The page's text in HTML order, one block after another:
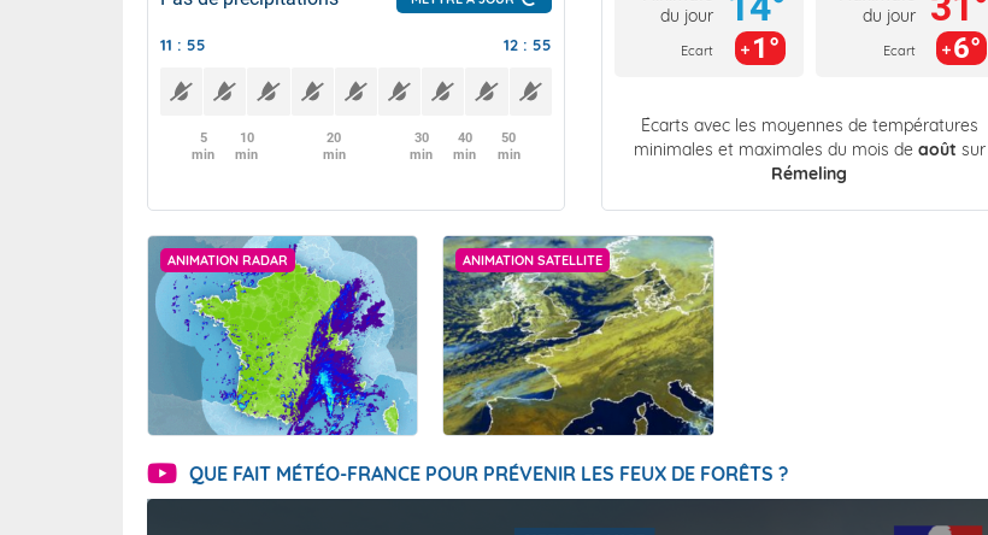
11 : 55 12 : 55
5
min
10
min
20
min
30
min
40
min
50
min
du jour
Ecart 1°
du jour
Ecart 6°
Écarts avec les moyennes de températures
minimales et maximales du mois de août sur
Rémeling
ANIMATION RADAR ANIMATION SATELLITE
QUE FAIT MÉTÉO-FRANCE POUR PRÉVENIR LES FEUX DE FORÊTS ?